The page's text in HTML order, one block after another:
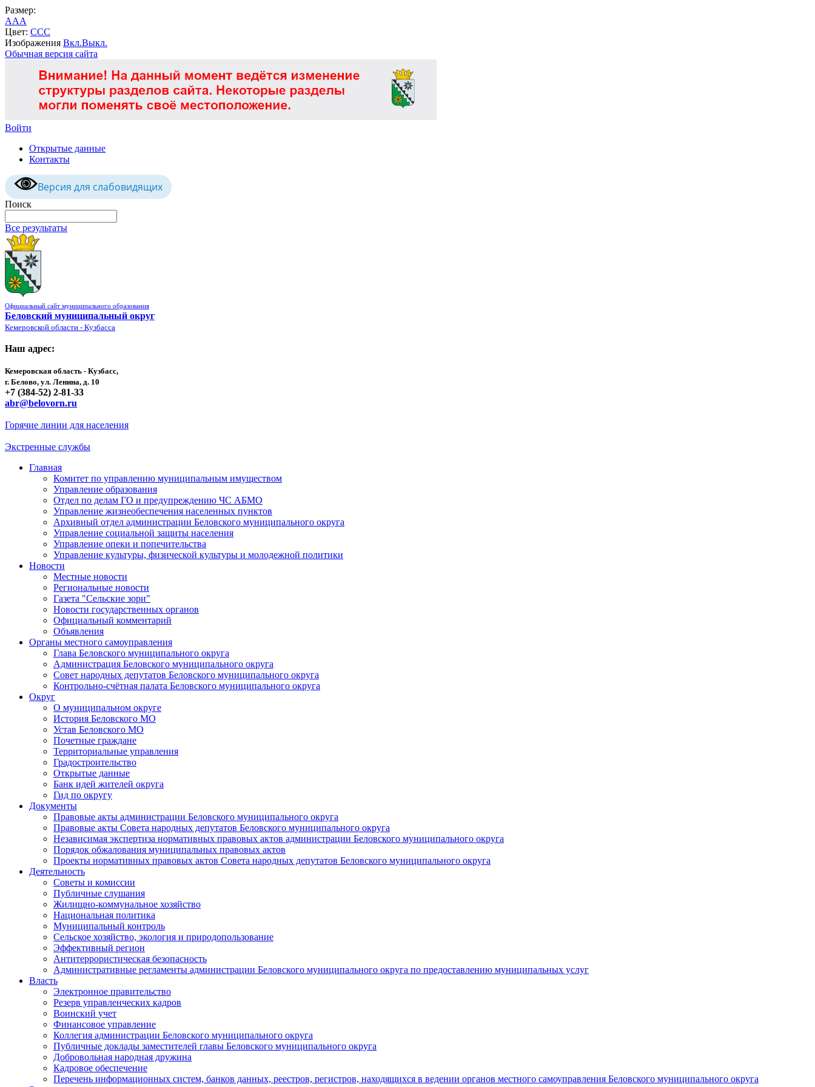
Размер:
AAA
Цвет: CCC
Изображения Вкл.Выкл.
Обычная версия сайта
Войти
Открытые данные
Контакты
Версия для слабовидящих
Поиск
Все результаты
Официальный сайт муниципального образования
Беловский муниципальный округ
Кемеровской области - Кузбасса
Наш адрес:
Кемеровская область - Кузбасс,
г. Белово, ул. Ленина, д. 10
+7 (384-52) 2-81-33
abr@belovorn.ru
Горячие линии для населения
Экстренные службы
Главная
Комитет по управлению муниципальным имуществом
Управление образования
Отдел по делам ГО и предупреждению ЧС АБМО
Управление жизнеобеспечения населенных пунктов
Архивный отдел администрации Беловского муниципального округа
Управление социальной защиты населения
Управление опеки и попечительства
Управление культуры, физической культуры и молодежной политики
Новости
Местные новости
Региональные новости
Газета "Сельские зори"
Новости государственных органов
Официальный комментарий
Объявления
Органы местного самоуправления
Глава Беловского муниципального округа
Администрация Беловского муниципального округа
Совет народных депутатов Беловского муниципального округа
Контрольно-счётная палата Беловского муниципального округа
Округ
О муниципальном округе
История Беловского МО
Устав Беловского МО
Почетные граждане
Территориальные управления
Градостроительство
Открытые данные
Банк идей жителей округа
Гид по округу
Документы
Правовые акты администрации Беловского муниципального округа
Правовые акты Совета народных депутатов Беловского муниципального округа
Независимая экспертиза нормативных правовых актов администрации Беловского муниципального округа
Порядок обжалования муниципальных правовых актов
Проекты нормативных правовых актов Совета народных депутатов Беловского муниципального округа
Деятельность
Советы и комиссии
Публичные слушания
Жилищно-коммунальное хозяйство
Национальная политика
Муниципальный контроль
Сельское хозяйство, экология и природопользование
Эффективный регион
Антитеррористическая безопасность
Административные регламенты администрации Беловского муниципального округа по предоставлению муниципальных услуг
Власть
Электронное правительство
Резерв управленческих кадров
Воинский учет
Финансовое управление
Коллегия администрации Беловского муниципального округа
Публичные доклады заместителей главы Беловского муниципального округа
Добровольная народная дружина
Кадровое обеспечение
Перечень информационных систем, банков данных, реестров, регистров, находящихся в ведении органов местного самоуправления Беловского муниципального округа